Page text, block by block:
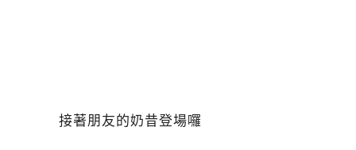
接著朋友的奶昔登場囉